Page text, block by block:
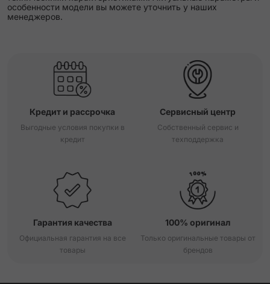
особенности модели вы можете уточнить у наших
менеджеров.
Кредит и рассрочка
Выгодные условия покупки в
кредит
Сервисный центр
Собственный сервис и
техподдержка
Гарантия качества
Официальная гарантия на все
товары
100% оригинал
Только оригинальные товары от
брендов